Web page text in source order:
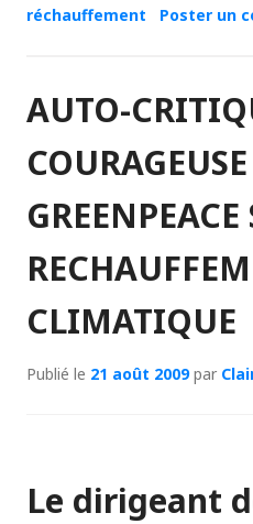
réchauffement
Poster un
AUTO-
GREENPEACE
CLIMATIQUE
Publié le 21 août 2009par
Le dirigeant